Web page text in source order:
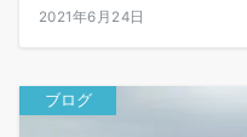
2021年6月24日
ブログ